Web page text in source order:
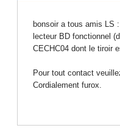
bonsoir a tous amis LS
lecteur BD fonctionnel
CECHC04 dont le tiroir
Pour tout contact
Cordialement furox.